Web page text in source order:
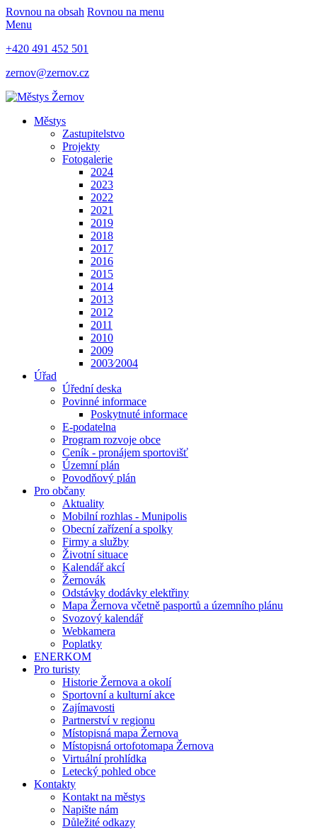
Rovnou na obsah Rovnou na menu
Menu
+420 491 452 501
zernov@zernov.cz
Městys
Zastupitelstvo
Projekty
Fotogalerie
2024
2023
2022
2021
2019
2018
2017
2016
2015
2014
2013
2012
2011
2010
2009
2003⁄2004
Úřad
Úřední deska
Povinné informace
Poskytnuté informace
E-podatelna
Program rozvoje obce
Ceník - pronájem sportovišť
Územní plán
Povodňový plán
Pro občany
Aktuality
Mobilní rozhlas - Munipolis
Obecní zařízení a spolky
Firmy a služby
Životní situace
Kalendář akcí
Žernovák
Odstávky dodávky elektřiny
Mapa Žernova včetně pasportů a územního plánu
Svozový kalendář
Webkamera
Poplatky
ENERKOM
Pro turisty
Historie Žernova a okolí
Sportovní a kulturní akce
Zajímavosti
Partnerství v regionu
Místopisná mapa Žernova
Místopisná ortofotomapa Žernova
Virtuální prohlídka
Letecký pohled obce
Kontakty
Kontakt na městys
Napište nám
Důležité odkazy